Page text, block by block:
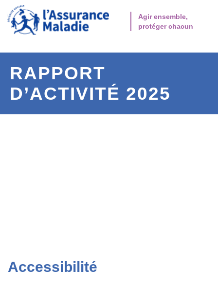
Aller à la navigation secondaire
Agir ensemble,
protéger chacun
RAPPORT
D’ACTIVITÉ 2025
Accessibilité